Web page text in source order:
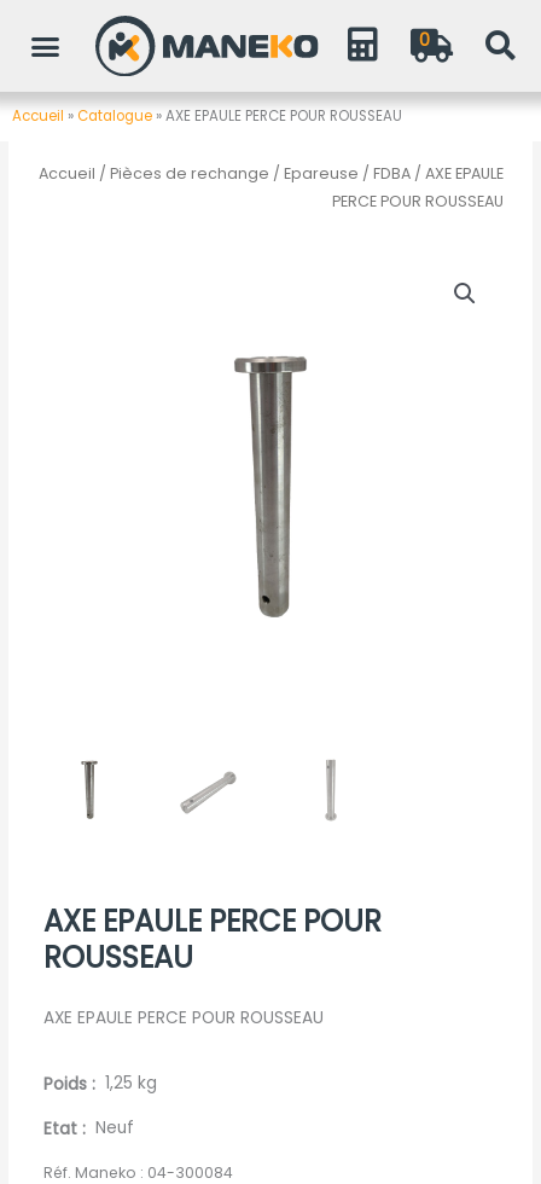
0
Accueil »Catalogue »AXE EPAULE PERCE POUR ROUSSEAU
Accueil / Pièces de rechange / Epareuse / FDBA/ AXE EPAULE
PERCE POUR ROUSSEAU
AXE EPAULE PERCE POUR
ROUSSEAU
AXE EPAULE PERCE POUR ROUSSEAU
Poids 1,25 kg
Etat Neuf
Réf. Maneko : 04-300084